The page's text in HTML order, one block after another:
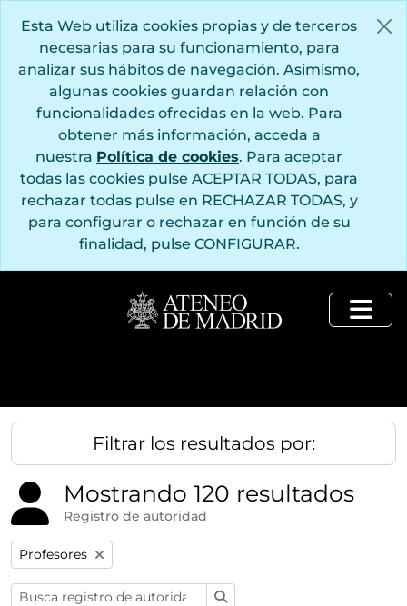
Esta Web utiliza cookies propias y de terceros
necesarias para su funcionamiento, para
analizar sus hábitos de navegación. Asimismo,
algunas cookies guardan relación con
funcionalidades ofrecidas en la web. Para
obtener más información, acceda a
nuestra Política de cookies. Para aceptar
todas las cookies pulse ACEPTAR TODAS, para
rechazar todas pulse en RECHAZAR TODAS, y
para configurar o rechazar en función de su
finalidad, pulse CONFIGURAR.
Filtrar los resultados por:
Mostrando 120 resultados
Registro de autoridad
Remove filter:
Profesores